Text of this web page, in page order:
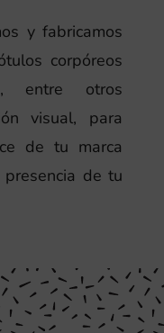
y fabricamos
corpóreos
entre otros
visual, para
de tu marca
de tu